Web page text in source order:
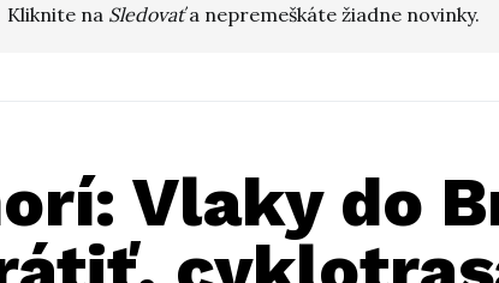
Kliknite na Sledovaťa nepremeškáte žiadne novinky.
Vlaky do